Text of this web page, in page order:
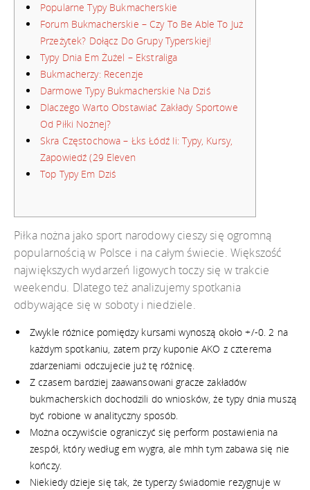
Popularne Typy Bukmacherskie
Forum Bukmacherskie – Czy To Be Able To Już
Przeżytek? Dołącz Do Grupy Typerskiej!
Typy Dnia Em Żużel – Ekstraliga
Bukmacherzy: Recenzje
Darmowe Typy Bukmacherskie Na Dziś
Dlaczego Warto Obstawiać Zakłady Sportowe
Od Piłki Nożnej?
Skra Częstochowa – Łks Łódź Ii: Typy, Kursy,
Zapowiedź (29 Eleven
Top Typy Em Dziś
Piłka nożna jako sport narodowy cieszy się ogromną
popularnością w Polsce i na całym świecie. Większość
największych wydarzeń ligowych toczy się w trakcie
weekendu. Dlatego też analizujemy spotkania
odbywające się w soboty i niedziele.
Zwykle różnice pomiędzy kursami wynoszą około +/-0. 2 na
każdym spotkaniu, zatem przy kuponie AKO z czterema
zdarzeniami odczujecie już tę różnicę.
Z czasem bardziej zaawansowani gracze zakładów
bukmacherskich dochodzili do wniosków, że typy dnia muszą
być robione w analityczny sposób.
Można oczywiście ograniczyć się perform postawienia na
zespół, który według em wygra, ale mhh tym zabawa się nie
kończy.
Niekiedy dzieje się tak, że typerzy świadomie rezygnuje w